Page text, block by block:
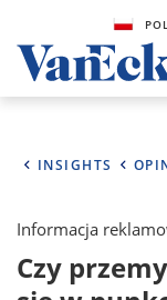
INSIGHTS
Informacja
Czy